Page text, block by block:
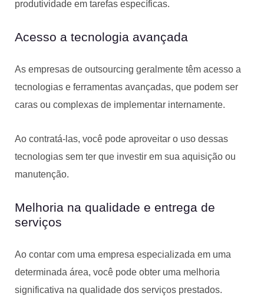
produtividade em tarefas específicas.
Acesso a tecnologia avançada
As empresas de outsourcing geralmente têm acesso a
tecnologias e ferramentas avançadas, que podem ser
caras ou complexas de implementar internamente.
Ao contratá-las, você pode aproveitar o uso dessas
tecnologias sem ter que investir em sua aquisição ou
manutenção.
Melhoria na qualidade e entrega de
serviços
Ao contar com uma empresa especializada em uma
determinada área, você pode obter uma melhoria
significativa na qualidade dos serviços prestados.